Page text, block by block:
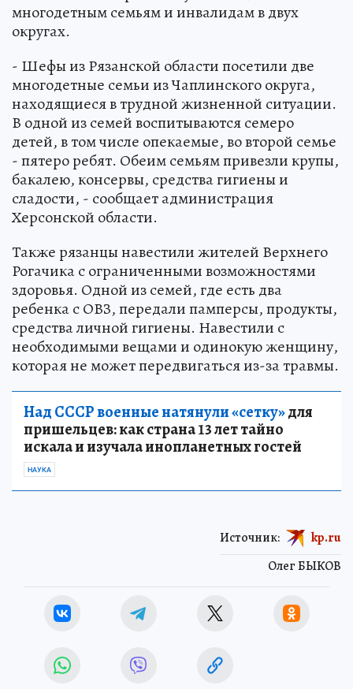
многодетным семьям и инвалидам в двух
округах.
- Шефы из Рязанской области посетили две
многодетные семьи из Чаплинского округа,
находящиеся в трудной жизненной ситуации.
В одной из семей воспитываются семеро
детей, в том числе опекаемые, во второй семье
- пятеро ребят. Обеим семьям привезли крупы,
бакалею, консервы, средства гигиены и
сладости, - сообщает администрация
Херсонской области.
Также рязанцы навестили жителей Верхнего
Рогачика с ограниченными возможностями
здоровья. Одной из семей, где есть два
ребенка с ОВЗ, передали памперсы, продукты,
средства личной гигиены. Навестили с
необходимыми вещами и одинокую женщину,
которая не может передвигаться из-за травмы.
Над СССР военные натянули «сетку»для
пришельцев: как страна 13 лет тайно
искала и изучала инопланетных гостей
НАУКА
Олег БЫКОВ
Источник: kp.ru